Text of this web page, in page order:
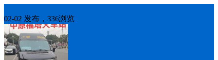
02-02 发布，336浏览